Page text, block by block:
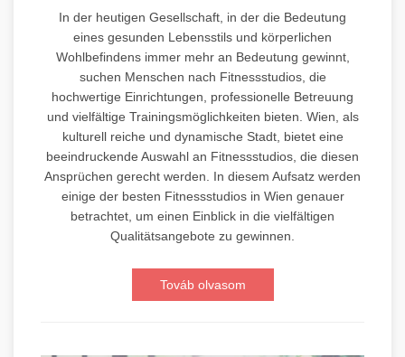
In der heutigen Gesellschaft, in der die Bedeutung
eines gesunden Lebensstils und körperlichen
Wohlbefindens immer mehr an Bedeutung gewinnt,
suchen Menschen nach Fitnessstudios, die
hochwertige Einrichtungen, professionelle Betreuung
und vielfältige Trainingsmöglichkeiten bieten. Wien, als
kulturell reiche und dynamische Stadt, bietet eine
beeindruckende Auswahl an Fitnessstudios, die diesen
Ansprüchen gerecht werden. In diesem Aufsatz werden
einige der besten Fitnessstudios in Wien genauer
betrachtet, um einen Einblick in die vielfältigen
Qualitätsangebote zu gewinnen.
Továb olvasom